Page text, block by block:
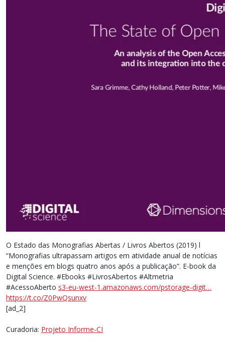
O Estado das Monografias Abertas / Livros Abertos (2019) l
“Monografias ultrapassam artigos em atividade anual de notícias
e menções em blogs quatro anos após a publicação”. E-book da
Digital Science. #Ebooks #LivrosAbertos #Altmetria
#AcessoAberto s3-eu-west-1.amazonaws.com/pstorage-digit…
https://t.co/Z0PwQsunxv
[ad_2]
Curadoria: Projeto Informe-CI